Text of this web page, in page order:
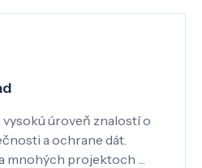
úroveň znalostí o
a ochrane dát.
mnohých projektoch …